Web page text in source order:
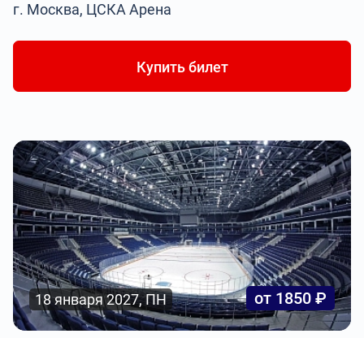
г. Москва, ЦСКА Арена
Купить билет
18 января 2027, ПН от 1850 ₽